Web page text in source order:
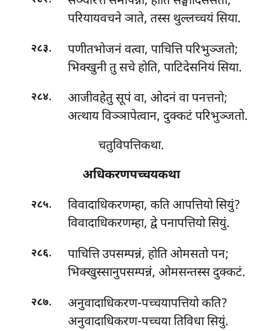
परियायवचने ञाते, तस्स थुल्लच्चयं सिया.
२८३.
पणीतभोजनं वत्वा, पाचित्ति परिभुञ्जतो;
भिक्खुनी तु सचे होति, पाटिदेसनियं सिया.
२८४.
आजीवहेतु सूपं वा, ओदनं वा पनत्तनो;
अत्थाय विञ्ञापेत्वान, दुक्कटं परिभुञ्जतो.
चतुविपत्तिकथा.
अधिकरणपच्चयकथा
२८५.
विवादाधिकरणम्हा, कति आपत्तियो सियुं?
विवादाधिकरणम्हा, द्वे पनापत्तियो सियुं.
२८६. पाचित्तिउपसम्पन्नं, होति ओमसतो पन;
भिक्खुस्सानुपसम्पन्नं, ओमसन्तस्स दुक्कटं.
२८७.
अनुवादाधिकरण-पच्चयापत्तियो कति?
अनुवादाधिकरण-पच्चया तिविधा सियुं.